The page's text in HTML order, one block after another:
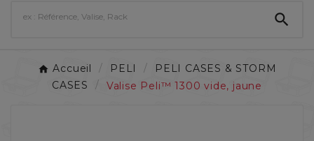

Accueil PELI
PELI CASES & STORM
CASES
Valise Peli™ 1300 vide, jaune